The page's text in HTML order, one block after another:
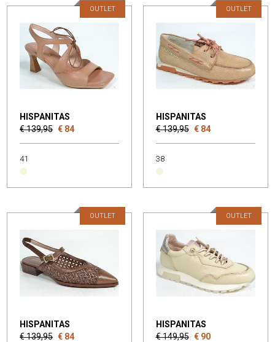
HISPANITAS
€ 139,95 € 84
OUTLET
41
HISPANITAS
€ 139,95 € 84
OUTLET
38
HISPANITAS
€ 139,95 € 84
OUTLET
HISPANITAS
€ 149,95 € 90
OUTLET